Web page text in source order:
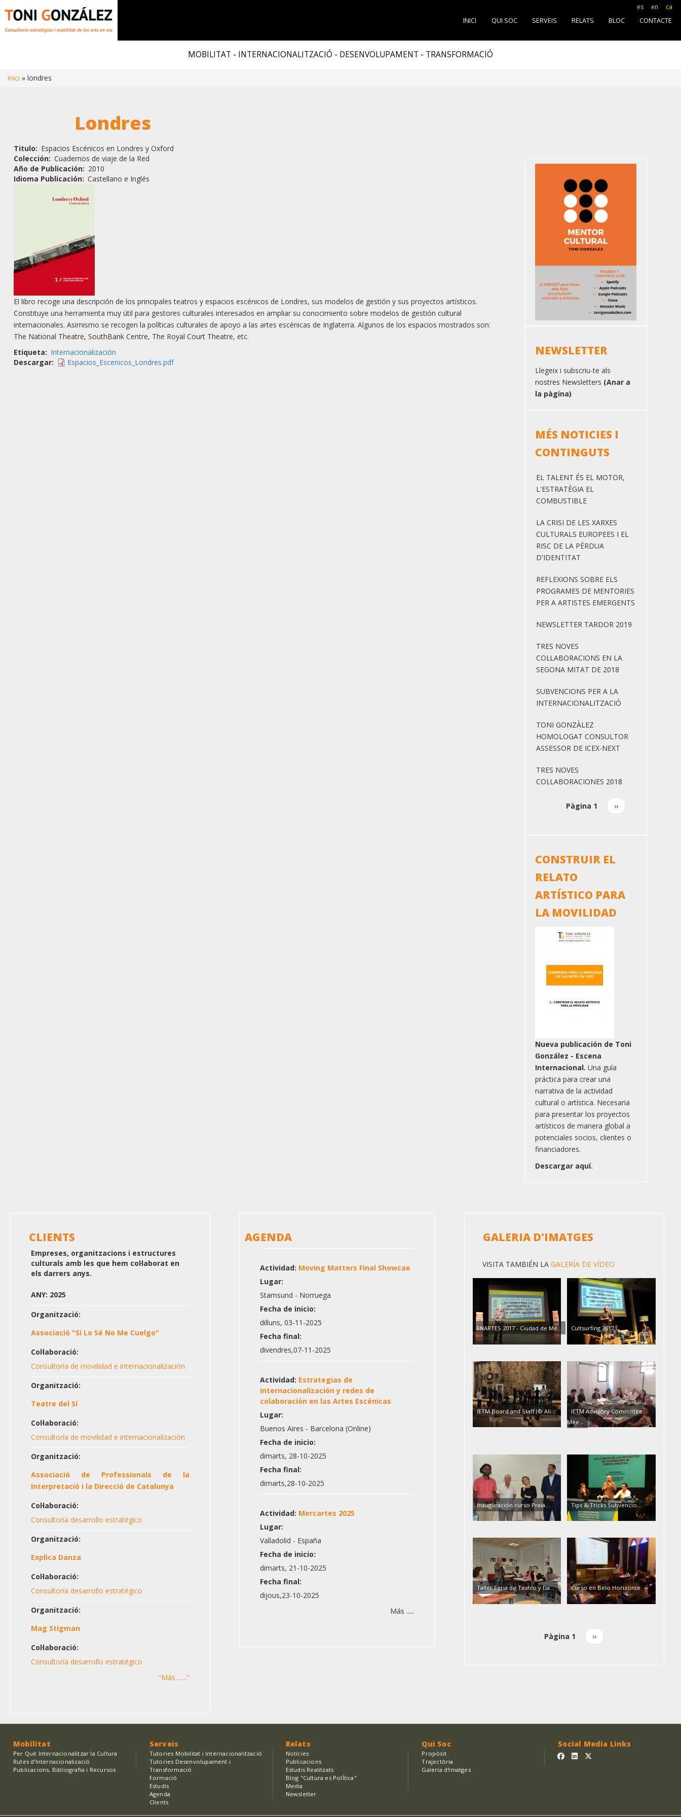
MOBILITAT - INTERNACIONALITZACIÓ - DESENVOLUPAMENT - TRANSFORMACIÓ
INICI QUI SOC SERVEIS RELATS BLOC CONTACTE
d'ariadna
inici londres
es en ca
Londres
Titulo
Espacios Escénicos en Londres y Oxford
Colección Cuadernos de viaje de la Red
Año de Publicación
2010
Idioma Publicación Castellano e Inglés
El libro recoge una descripción de los principales teatros y espacios escénicos de Londres, sus modelos de gestión y sus proyectos artísticos.
Constituye una herramienta muy útil para gestores culturales interesados en ampliar su conocimiento sobre modelos de gestión cultural
internacionales. Asimismo se recogen la políticas culturales de apoyo a las artes escénicas de Inglaterra. Algunos de los espacios mostrados son:
The National Theatre, SouthBank Centre, The Royal Court Theatre, etc.
Etiqueta
Internacionalización
Descargar
Espacios_Escenicos_Londres.pdf
NEWSLETTER
Llegeix i subscriu-te als
nostres Newsletters (Anar a
la pàgina)
MÉS NOTICIES I
CONTINGUTS
EL TALENT ÉS EL MOTOR,
L'ESTRATÈGIA EL
COMBUSTIBLE
LA CRISI DE LES XARXES
CULTURALS EUROPEES I EL
RISC DE LA PÈRDUA
D'IDENTITAT
REFLEXIONS SOBRE ELS
PROGRAMES DE MENTORIES
PER A ARTISTES EMERGENTS
NEWSLETTER TARDOR 2019
TRES NOVES
COL·LABORACIONS EN LA
SEGONA MITAT DE 2018
SUBVENCIONS PER A LA
INTERNACIONALITZACIÓ
TONI GONZÀLEZ
HOMOLOGAT CONSULTOR
ASSESSOR DE ICEX-NEXT
TRES NOVES
COL·LABORACIONES 2018
PaginacióPàgina 1
Pàgina
següent
››
CONSTRUIR EL
RELATO
ARTÍSTICO PARA
LA MOVILIDAD
Nueva publicación de Toni
González - Escena
Internacional. Una guía
práctica para crear una
narrativa de la actividad
cultural o artística. Necesaria
para presentar los proyectos
artísticos de manera global a
potenciales socios, clientes o
financiadores.
Descargar aquí.
CLIENTS
Empreses, organitzacions i estructures
culturals amb les que hem col·laborat en
els darrers anys.
ANY: 2025
Organització:
Associació "Si Lo Sé No Me Cuelgo"
Col·laboració:
Consultoría de movilidad e internacionalización
Organització:
Teatre del Sí
Col·laboració:
Consultoría de movilidad e internacionalización
Organització:
Associació de Professionals de la
Interpretació i la Direcció de Catalunya
Col·laboració:
Consultoría desarrollo estratégico
Organització:
Explica Danza
Col·laboració:
Consultoría desarrollo estratégico
Organització:
Mag Stigman
Col·laboració:
Consultoría desarrollo estratégico
"Más ......"
AGENDA
Actividad: Moving Matters Final Showcae
Lugar:
Stamsund - Norruega
Fecha de inicio:
dilluns, 03-11-2025
Fecha final:
divendres,07-11-2025
Actividad: Estrategias de
internacionalización y redes de
colaboración en las Artes Escénicas
Lugar:
Buenos Aires - Barcelona (Online)
Fecha de inicio:
dimarts, 28-10-2025
Fecha final:
dimarts,28-10-2025
Actividad: Mercartes 2025
Lugar:
Valladolid - España
Fecha de inicio:
dimarts, 21-10-2025
Fecha final:
dijous,23-10-2025
Más .....
GALERIA D'IMATGES
VISITA TAMBIÉN LAGALERÍA DE VÍDEO
ENARTES 2017 - Ciudad de Mé… Cultsurfing 2017
IETM Board and Staff (© Ali…
IETM Advisory Committee
Mee…
Inauguración curso Praia… Tips & Tricks Subvencio…
Taller Feria de Teatro y Da… Curso en Belo Horizonte
Pàgina 1
Pàgina
següent
››
Mobilitat
Per Què Internacionalitzar la Cultura
Rutes d'Internacionalizació
Publicacions, Bibliografia i Recursos
Serveis
Tutories Mobilitat i Internacionalització
Tutories Desenvolupament i
Transformació
Formació
Estudis
Agenda
Clients
Relats
Notícies
Publicacions
Estudis Realitzats
Blog "Cultura es PolÍtica"
Media
Newsletter
Qui Soc
Propòsit
Trajectòria
Galería d'Imatges
Social Media Links